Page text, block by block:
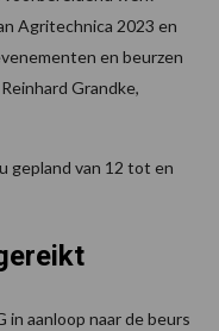
Agritechnica 2023 en
en beurzen
Grandke,
gepland van 12 tot en
aanloop naar de beurs